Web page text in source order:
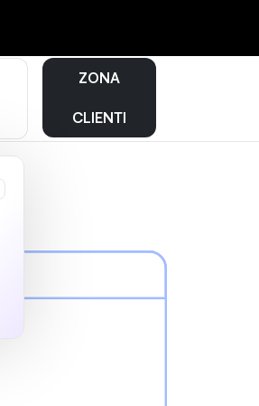
ZONA
CLIENTI